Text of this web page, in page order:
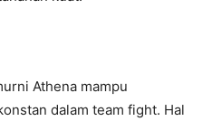
Athena mampu
dalam team fight. Hal